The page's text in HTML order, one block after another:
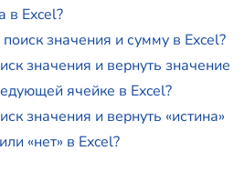
в Excel?
значения и сумму в Excel?
значения и вернуть значение
ячейке в Excel?
значения и вернуть «истина»
«нет» в Excel?